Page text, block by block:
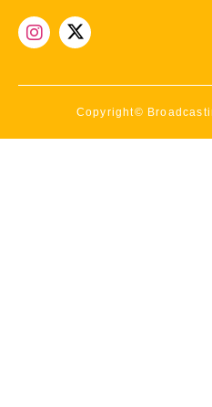
Copyright©